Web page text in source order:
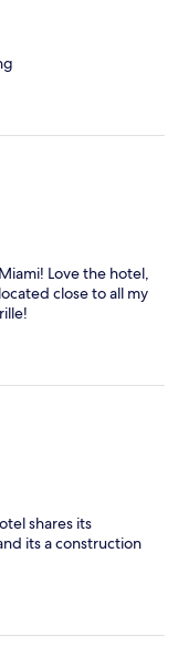
Love the hotel,
close to all my
shares its
its a construction